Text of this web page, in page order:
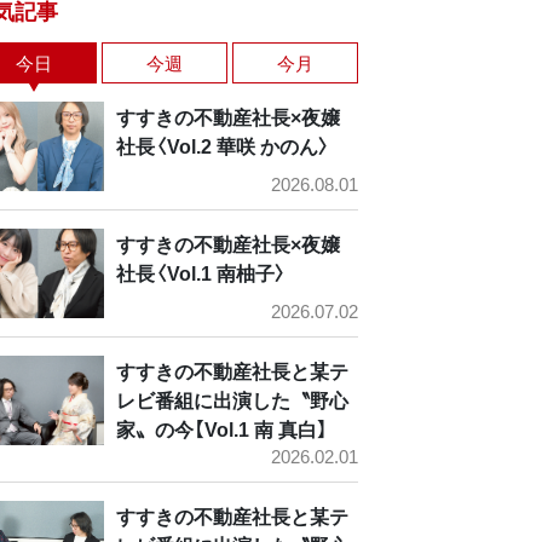
記事
今日 今週 今月
すすきの不動産社長×夜嬢
社長〈Vol.2 華咲 かのん〉
2026.08.01
すすきの不動産社長×夜嬢
社長〈Vol.1 南柚子〉
2026.07.02
すすきの不動産社長と某テ
レビ番組に出演した〝野心
家〟の今【Vol.1 南 真白】
2026.02.01
すすきの不動産社長と某テ